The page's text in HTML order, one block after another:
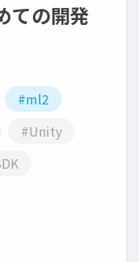
ての開発
#ml2
#Unity